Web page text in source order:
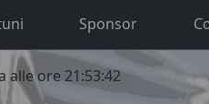
Sponsor
alle ore 21:53:42